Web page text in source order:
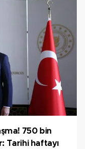
750 bin
Tarihi haftayı